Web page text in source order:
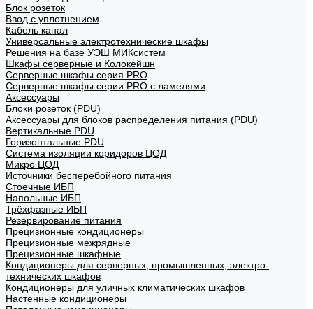
Блок розеток
Ввод с уплотнением
Кабель канал
Универсальные электротехнические шкафы
Решения на базе УЭШ МИКсистем
Шкафы серверные и Колокейшн
Серверные шкафы серия PRO
Серверные шкафы серии PRO с ламелями
Аксессуары
Блоки розеток (PDU)
Аксессуары для блоков распределения питания (PDU)
Вертикальные PDU
Горизонтальные PDU
Система изоляции коридоров ЦОД
Микро ЦОД
Источники бесперебойного питания
Стоечные ИБП
Напольные ИБП
Трёхфазные ИБП
Резервирование питания
Прецизионные кондиционеры
Прецизионные межрядные
Прецизионные шкафные
Кондиционеры для серверных, промышленных, электро-
технических шкафов
Кондиционеры для уличных климатических шкафов
Настенные кондиционеры